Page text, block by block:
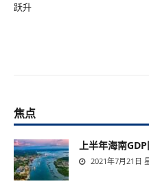
跃升
焦点
上半年海南
2021年7月21日